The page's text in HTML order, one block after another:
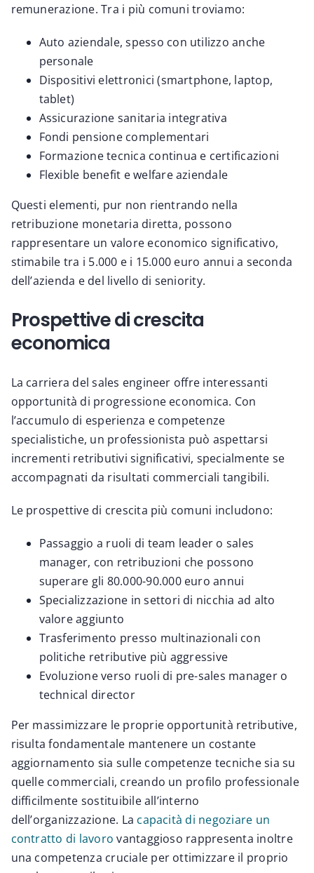
remunerazione. Tra i più comuni troviamo:
Auto aziendale, spesso con utilizzo anche
personale
Dispositivi elettronici (smartphone, laptop,
tablet)
Assicurazione sanitaria integrativa
Fondi pensione complementari
Formazione tecnica continua e certificazioni
Flexible benefit e welfare aziendale
Questi elementi, pur non rientrando nella
retribuzione monetaria diretta, possono
rappresentare un valore economico significativo,
stimabile tra i 5.000 e i 15.000 euro annui a seconda
dell’azienda e del livello di seniority.
Prospettive di crescita
economica
La carriera del sales engineer offre interessanti
opportunità di progressione economica. Con
l’accumulo di esperienza e competenze
specialistiche, un professionista può aspettarsi
incrementi retributivi significativi, specialmente se
accompagnati da risultati commerciali tangibili.
Le prospettive di crescita più comuni includono:
Passaggio a ruoli di team leader o sales
manager, con retribuzioni che possono
superare gli 80.000-90.000 euro annui
Specializzazione in settori di nicchia ad alto
valore aggiunto
Trasferimento presso multinazionali con
politiche retributive più aggressive
Evoluzione verso ruoli di pre-sales manager o
technical director
Per massimizzare le proprie opportunità retributive,
risulta fondamentale mantenere un costante
aggiornamento sia sulle competenze tecniche sia su
quelle commerciali, creando un profilo professionale
difficilmente sostituibile all’interno
dell’organizzazione. La capacità di negoziare un
contratto di lavoro vantaggioso rappresenta inoltre
una competenza cruciale per ottimizzare il proprio